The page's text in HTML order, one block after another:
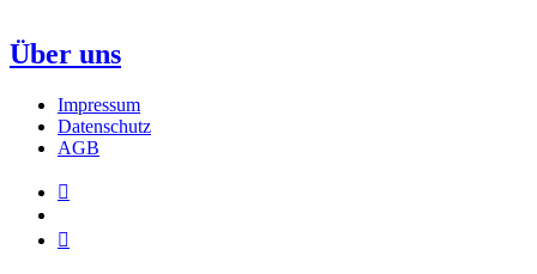
Über uns
Impressum
Datenschutz
AGB